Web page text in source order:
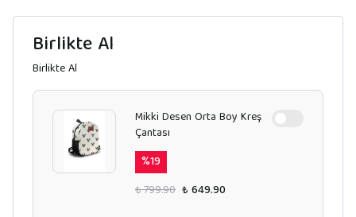
Birlikte Al
Birlikte Al
Mikki Desen Orta Boy Kreş
Çantası
%19
₺ 799.90 ₺ 649.90